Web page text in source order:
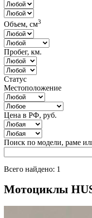
Объем, см3
Пробег, км.
Статус
Местоположение
Цена в РФ, руб.
Поиск по модели, раме
Всего найдено: 1
Мотоциклы